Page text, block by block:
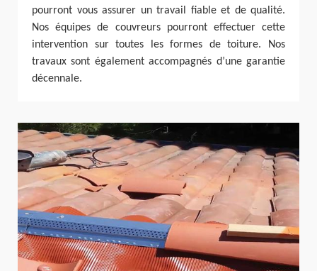
pourront vous assurer un travail fiable et de qualité.
Nos équipes de couvreurs pourront effectuer cette
intervention sur toutes les formes de toiture. Nos
travaux sont également accompagnés d’une garantie
décennale.